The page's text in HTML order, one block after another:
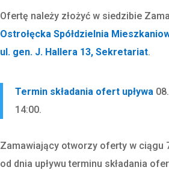
Ofertę należy złożyć w siedzibie
Ostrołęcka Spółdzielnia
ul. gen. J. Hallera 13, Sekretariat.
Termin składania ofert upływa
14:00.
Zamawiający otworzy oferty w ciągu
od dnia upływu terminu składania